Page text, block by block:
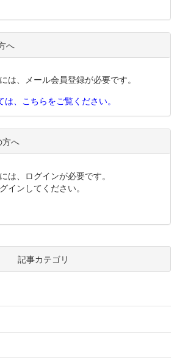
へ
は、メール会員登録が必要です。
、こちらをご覧ください。
方へ
は、ログインが必要です。
インしてください。
記事カテゴリ